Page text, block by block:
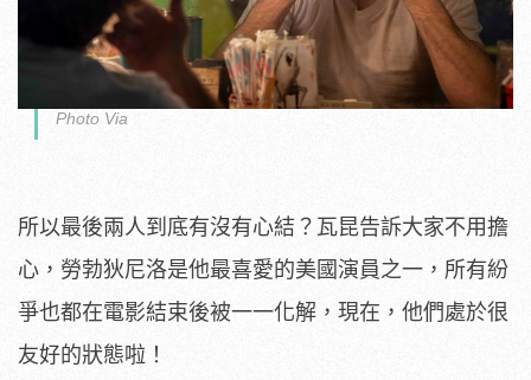
Photo Via
所以最後兩人到底有沒有心結？瓦昆告訴大家不用擔
心，勞勃狄尼洛是他最喜愛的美國演員之一，所有紛
爭也都在電影結束後被一一化解，現在，他們處於很
友好的狀態啦！